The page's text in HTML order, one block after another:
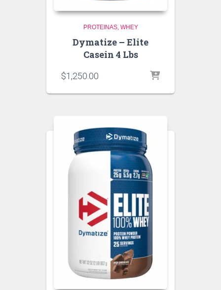
PROTEINAS WHEY
Dymatize – Elite
Casein 4 Lbs
$1,250.00